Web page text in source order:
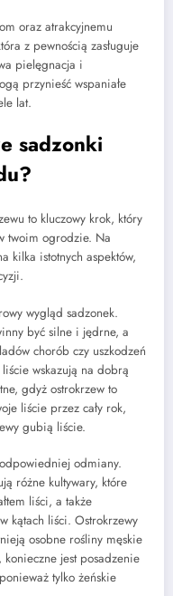
oraz atrakcyjnemu
z pewnością zasługuje
pielęgnacja i
przynieść wspaniałe
lat.
sadzonki
to kluczowy krok, który
twoim ogrodzie. Na
kilka istotnych aspektów,
wygląd sadzonek.
być silne i jędrne, a
chorób czy uszkodzeń
wskazują na dobrą
gdyż ostrokrzew to
liście przez cały rok,
gubią liście.
odmiany.
różne kultywary, które
liści, a także
kątach liści. Ostrokrzewy
osobne rośliny męskie
konieczne jest posadzenie
tylko żeńskie